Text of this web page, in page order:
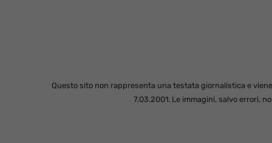
Questo sito non rappresenta una testata giornalistica e
7.03.2001. Le immagini, salvo errori,